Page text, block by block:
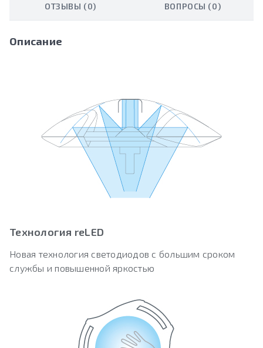
ОТЗЫВЫ (0) ВОПРОСЫ (0)
Описание
Технология reLED
Новая технология светодиодов с большим сроком
службы и повышенной яркостью